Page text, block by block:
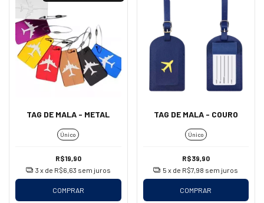
TAG DE MALA - METAL
Único
R$19,90
3 x de R$6,63 sem juros
COMPRAR
TAG DE MALA - COURO
Único
R$39,90
5 x de R$7,98 sem juros
COMPRAR